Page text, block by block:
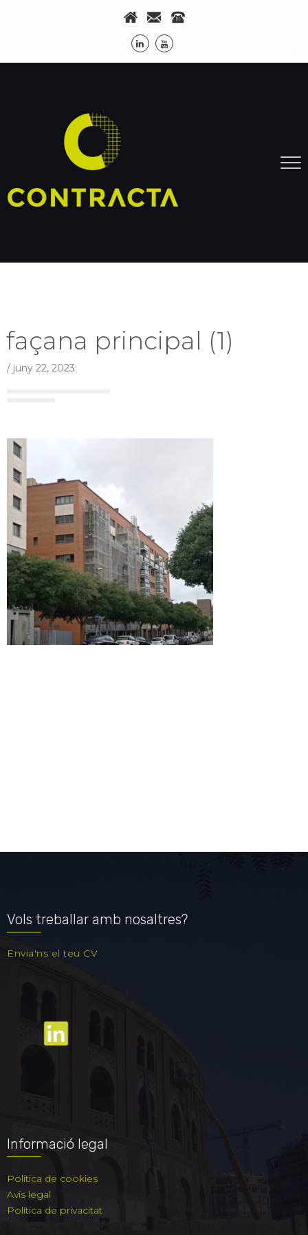
façana principal (1)
/ juny 22, 2023
Vols treballar amb nosaltres?
Envia'ns el teu CV
Informació legal
Política de cookies
Avís legal
Política de privacitat